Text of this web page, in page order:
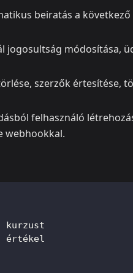
beiratás a
jogosultság módosítása,
szerzők értesítése,
felhasználó
webhookkal.
kurzust
értékel